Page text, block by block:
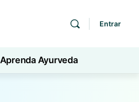
Entrar
Aprenda Ayurveda